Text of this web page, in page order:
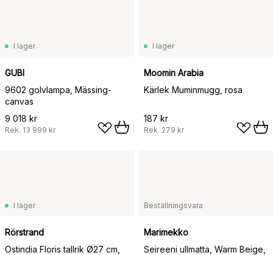
I lager
GUBI
9602 golvlampa, Mässing-
canvas
9 018 kr
Rek. 13 999 kr
I lager
Moomin Arabia
Kärlek Muminmugg, rosa
187 kr
Rek. 279 kr
I lager
Rörstrand
Ostindia Floris tallrik Ø27 cm,
Beställningsvara
Marimekko
Seireeni ullmatta, Warm Beige,